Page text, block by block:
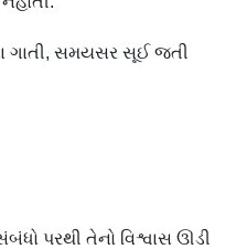
ગાતી, સમયસર સૂઈ જતી
પરથી તેનો વિશ્વાસ ઊડી